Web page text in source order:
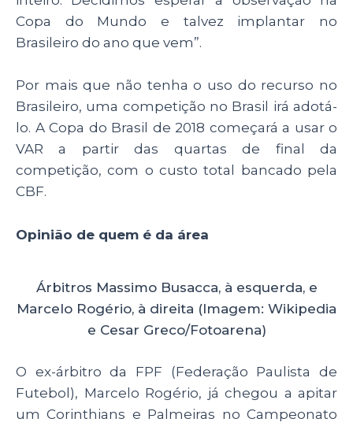
Copa do Mundo e talvez implantar no
Brasileiro do ano que vem”.
Por mais que não tenha o uso do recurso no
Brasileiro, uma competição no Brasil irá adotá-
lo. A Copa do Brasil de 2018 começará a usar o
VAR a partir das quartas de final da
competição, com o custo total bancado pela
CBF.
Opinião de quem é da área
Árbitros Massimo Busacca, à esquerda, e
Marcelo Rogério, à direita (Imagem: Wikipedia
e Cesar Greco/Fotoarena)
O ex-árbitro da FPF (Federação Paulista de
Futebol), Marcelo Rogério, já chegou a apitar
um Corinthians e Palmeiras no Campeonato